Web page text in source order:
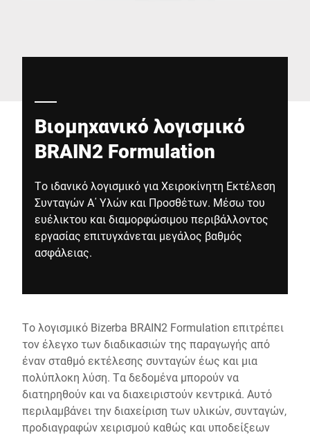
Βιομηχανικό λογισμικό
BRAIN2 Formulation
Το ιδανικό λογισμικό για Χειροκίνητη Εκτέλεση
Συνταγών Α΄ Υλών και Προσθέτων. Μέσω του
ευέλικτου και διαμορφώσιμου περιβάλλοντος
εργασίας επιτυγχάνεται μεγάλος βαθμός
ασφάλειας.
Το λογισμικό Bizerba BRAIN2 Formulation επιτρέπει
τον έλεγχο των διαδικασιών της παραγωγής από
έναν σταθμό εκτέλεσης συνταγών έως και μια
πολύπλοκη λύση. Τα δεδομένα μπορούν να
διατηρηθούν και να διαχειριστούν κεντρικά. Αυτό
περιλαμβάνει την διαχείριση των υλικών, συνταγών,
προδιαγραφών χειρισμού καθώς και υποδείξεων